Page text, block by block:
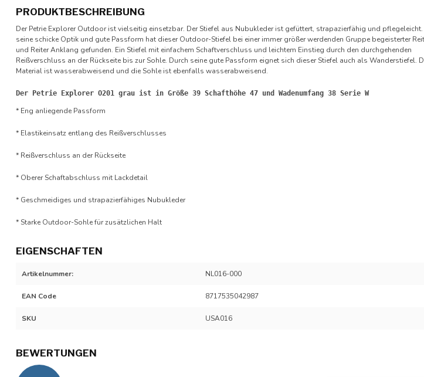
PRODUKTBESCHREIBUNG
Der Petrie Explorer Outdoor ist vielseitig einsetzbar. Der Stiefel aus Nubukleder ist gefüttert, strapazierfähig und pflegeleicht.
seine schicke Optik und gute Passform hat dieser Outdoor-Stiefel bei einer immer größer werdenden Gruppe begeisterter
und Reiter Anklang gefunden. Ein Stiefel mit einfachem Schaftverschluss und leichtem Einstieg durch den durchgehenden
Reißverschluss an der Rückseite bis zur Sohle. Durch seine gute Passform eignet sich dieser Stiefel auch als Wanderstiefel.
Material ist wasserabweisend und die Sohle ist ebenfalls wasserabweisend.
Der Petrie Explorer O201 grau ist in Größe 39 Schafthöhe 47 und Wadenumfang 38 Serie W
* Eng anliegende Passform
* Elastikeinsatz entlang des Reißverschlusses
* Reißverschluss an der Rückseite
* Oberer Schaftabschluss mit Lackdetail
* Geschmeidiges und strapazierfähiges Nubukleder
* Starke Outdoor-Sohle für zusätzlichen Halt
EIGENSCHAFTEN
Artikelnummer: NL016-000
EAN Code 8717535042987
SKU USA016
BEWERTUNGEN